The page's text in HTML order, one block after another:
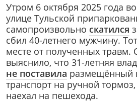
Утром 6 октября 2025 года
улице Тульской
самопроизвольно скатился
сбил 40-летнего мужчину.
месте от полученных травм.
выяснило, что 31-летняя
не поставила размещённый
транспорт на ручной
наехал на пешехода.